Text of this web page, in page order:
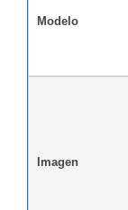
Modelo
Imagen